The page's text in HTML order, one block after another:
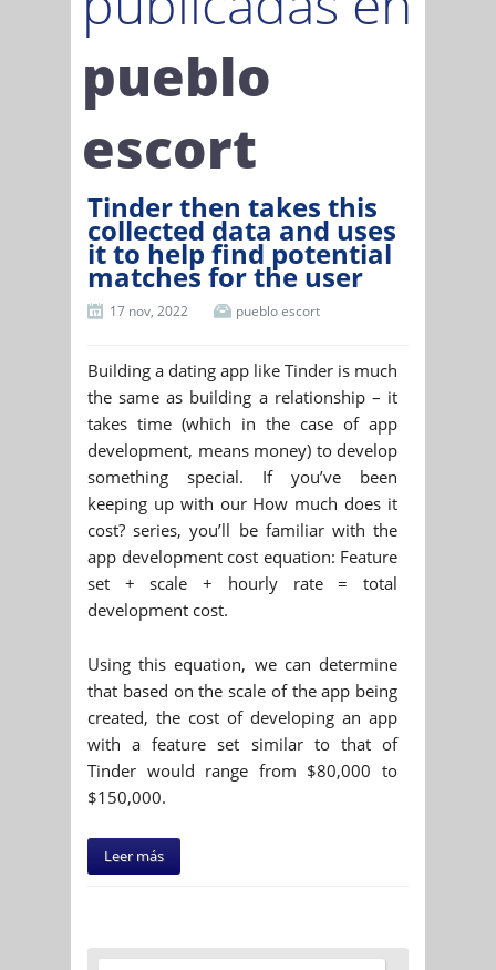
pueblo
escort
Tinder then takes this
collected data and uses
it to help find potential
matches for the user
17 nov, 2022 pueblo escort
Building a dating app like Tinder is much
the same as building a relationship – it
takes time (which in the case of app
development, means money) to develop
something special. If you’ve been
keeping up with our How much does it
cost? series, you’ll be familiar with the
app development cost equation: Feature
set + scale + hourly rate = total
development cost.
Using this equation, we can determine
that based on the scale of the app being
created, the cost of developing an app
with a feature set similar to that of
Tinder would range from $80,000 to
$150,000.
Leer más